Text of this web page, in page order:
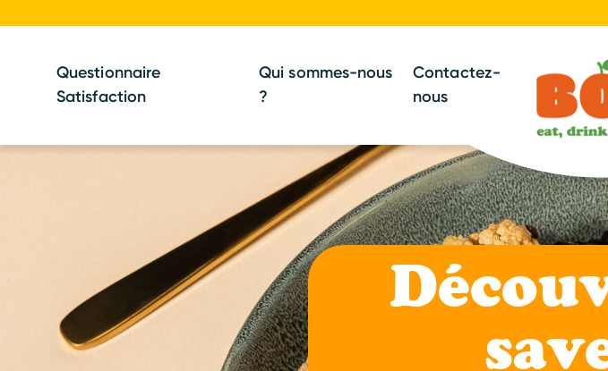
Questionnaire
Satisfaction
Qui sommes-nous
?
Contactez-
nous
service